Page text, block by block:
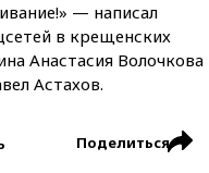
— написал
в крещенских
Анастасия Волочкова
Астахов.
Поделиться